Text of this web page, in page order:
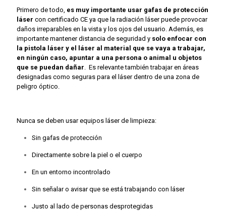
Primero de todo, es muy importante usar gafas de protección
láser con certificado CE ya que la radiación láser puede provocar
daños irreparables en la vista y los ojos del usuario. Además, es
importante mantener distancia de seguridad y solo enfocar con
la pistola láser y el láser al material que se vaya a trabajar,
en ningún caso, apuntar a una persona o animal u objetos
que se puedan dañar. Es relevante también trabajar en áreas
designadas como seguras para el láser dentro de una zona de
peligro óptico.
Nunca se deben usar equipos láser de limpieza:
Sin gafas de protección
Directamente sobre la piel o el cuerpo
En un entorno incontrolado
Sin señalar o avisar que se está trabajando con láser
Justo al lado de personas desprotegidas